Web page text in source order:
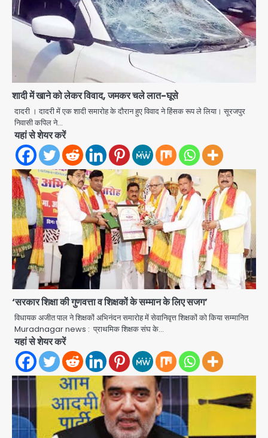
शादी में खाने को लेकर विवाद, जमकर चले लात-घूसे
दादरी । दादरी में एक शादी समारोह के दौरान हुए विवाद ने हिंसक रूप ले लिया। सूरजपुर
निवासी कपिल ने…
यहां से शेयर करें
‘सरकार शिक्षा की गुणवत्ता व शिक्षकों के सम्मान के लिए सजग’
विधायक अजीत पाल ने शिक्षकों अभिनंदन समारोह में सेवानिवृत्त शिक्षकों को किया सम्मानित
Muradnagar news : प्राथमिक शिक्षक संघ के…
यहां से शेयर करें
2
Noida Cyber Crime: PM मोदी-
सीतारमण के AI डीपफेक वीडियो से नोएडा में
3
Noida News: नोएडा के 350 किसानों के
लिए बड़ी खुशखबरी
jai hind janab